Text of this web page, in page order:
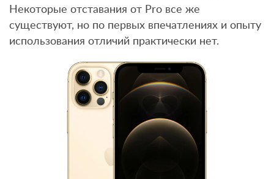
Некоторые отставания от Pro все же
существуют, но по первых впечатлениях и опыту
использования отличий практически нет.